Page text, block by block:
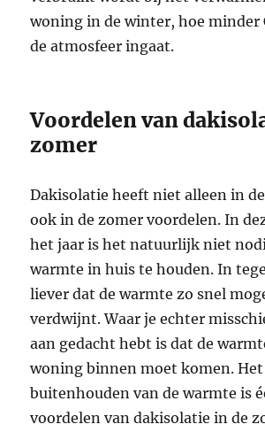
woning in de winter, hoe minder
de atmosfeer ingaat.
Voordelen van
zomer
Dakisolatie heeft niet alleen in
ook in de zomer voordelen. In
het jaar is het natuurlijk niet
warmte in huis te houden. In
liever dat de warmte zo snel
verdwijnt. Waar je echter
aan gedacht hebt is dat de
woning binnen moet komen. Het
buitenhouden van de warmte is
voordelen van dakisolatie in de